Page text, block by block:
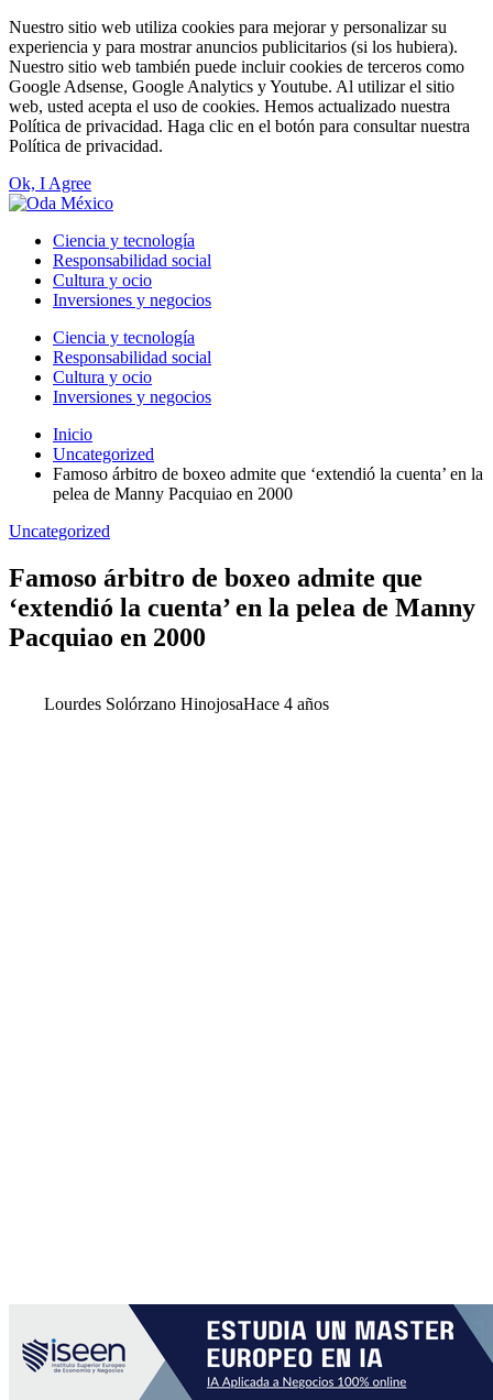
Nuestro sitio web utiliza cookies para mejorar y personalizar su
experiencia y para mostrar anuncios publicitarios (si los hubiera).
Nuestro sitio web también puede incluir cookies de terceros como
Google Adsense, Google Analytics y Youtube. Al utilizar el sitio
web, usted acepta el uso de cookies. Hemos actualizado nuestra
Política de privacidad. Haga clic en el botón para consultar nuestra
Política de privacidad.
Ok, I Agree
Ciencia y tecnología
Responsabilidad social
Cultura y ocio
Inversiones y negocios
Ciencia y tecnología
Responsabilidad social
Cultura y ocio
Inversiones y negocios
Inicio
Uncategorized
Famoso árbitro de boxeo admite que ‘extendió la cuenta’ en la
pelea de Manny Pacquiao en 2000
Uncategorized
Famoso árbitro de boxeo admite que
‘extendió la cuenta’ en la pelea de Manny
Pacquiao en 2000
Lourdes Solórzano HinojosaHace 4 años